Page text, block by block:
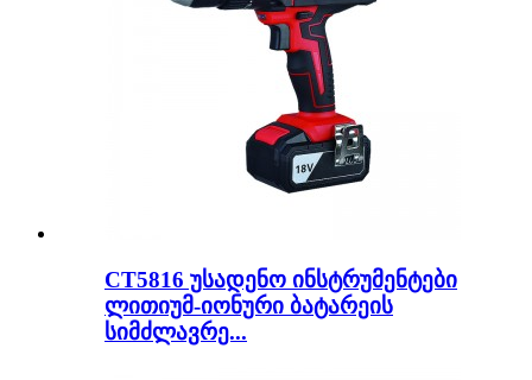
CT5816 უსადენო ინსტრუმენტები
ლითიუმ-იონური ბატარეის
სიმძლავრე...